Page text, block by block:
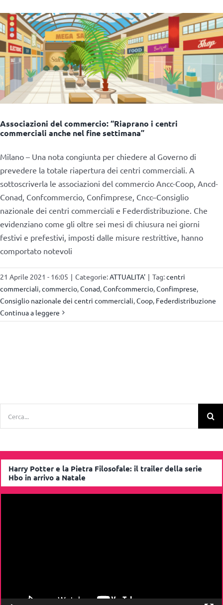
Associazioni del commercio: “Riaprano i centri
commerciali anche nel fine settimana”
Milano – Una nota congiunta per chiedere al Governo di
prevedere la totale riapertura dei centri commerciali. A
sottoscriverla le associazioni del commercio Ancc-Coop, Ancd-
Conad, Confcommercio, Confimprese, Cncc–Consiglio
nazionale dei centri commerciali e Federdistribuzione. Che
evidenziano come gli oltre sei mesi di chiusura nei giorni
festivi e prefestivi, imposti dalle misure restrittive, hanno
comportato notevoli
21 Aprile 2021 - 16:05 | Categorie:ATTUALITA' | Tag:centri
commerciali,commercio,Conad,Confcommercio,Confimprese,
Consiglio nazionale dei centri commerciali,Coop, Federdistribuzione
Continua a leggere
Harry Potter e la Pietra Filosofale: il trailer della serie
Hbo in arrivo a Natale